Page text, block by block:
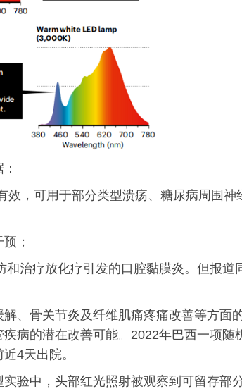
效，可用于部分类型溃疡、糖尿病周围神
；
治疗放化疗引发的口腔黏膜炎。但报道
、骨关节炎及纤维肌痛疼痛改善等方面
病的潜在改善可能。2022年巴西一项随
4天出院。
验中，头部红光照射被观察到可留存部